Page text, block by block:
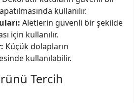
kullanılır.
Aletlerin güvenli bir şekilde
için kullanılır.
Küçük dolapların
kullanılabilir.
Tercih